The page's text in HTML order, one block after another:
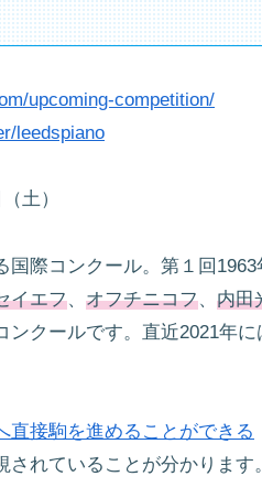
upcoming-competition/
leedspiano
土）
際コンクール。第１回
イエフ、 オフチニコフ、 内田
クールです。直近2021年
直接駒を進めることができる
れていることが分かります。